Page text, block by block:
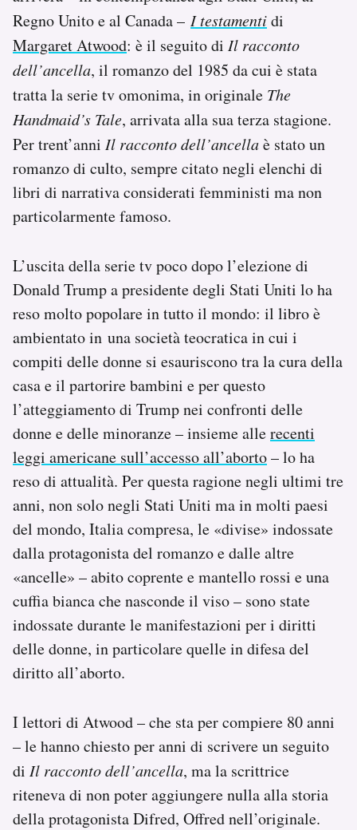
AREA PERSONALE
Newsletter
Notifiche mobile
Regala il Post
Hai bisogno di aiuto?
Esci
Regno Unito e al Canada – I testamentidi
Margaret Atwood: è il seguito di Il racconto
dell’ancella, il romanzo del 1985 da cui è stata
tratta la serie tv omonima, in originale The
Handmaid’s Tale, arrivata alla sua terza stagione.
Per trent’anni Il racconto dell’ancellaè stato un
romanzo di culto, sempre citato negli elenchi di
libri di narrativa considerati femministi ma non
particolarmente famoso.
L’uscita della serie tv poco dopo l’elezione di
Donald Trump a presidente degli Stati Uniti lo ha
reso molto popolare in tutto il mondo: il libro è
ambientato in una società teocratica in cui i
compiti delle donne si esauriscono tra la cura della
casa e il partorire bambini e per questo
l’atteggiamento di Trump nei confronti delle
donne e delle minoranze – insieme allerecenti
leggi americane sull’accesso all’aborto– lo ha
reso di attualità. Per questa ragione negli ultimi tre
anni, non solo negli Stati Uniti ma in molti paesi
del mondo, Italia compresa, le «divise» indossate
dalla protagonista del romanzo e dalle altre
«ancelle» – abito coprente e mantello rossi e una
cuffia bianca che nasconde il viso – sono state
indossate durante le manifestazioni per i diritti
delle donne, in particolare quelle in difesa del
diritto all’aborto.
I lettori di Atwood – che sta per compiere 80 anni
– le hanno chiesto per anni di scrivere un seguito
di Il racconto dell’ancella, ma la scrittrice
riteneva di non poter aggiungere nulla alla storia
della protagonista Difred, Offred nell’originale.